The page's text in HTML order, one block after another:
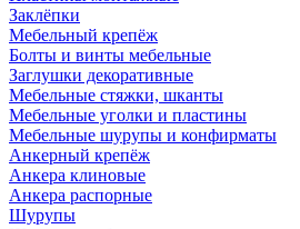
Заклёпки
Мебельный крепёж
Болты и винты мебельные
Заглушки декоративные
Мебельные стяжки, шканты
Мебельные уголки и пластины
Мебельные шурупы и конфирматы
Анкерный крепёж
Анкера клиновые
Анкера распорные
Шурупы